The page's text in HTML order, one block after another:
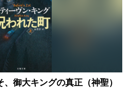
、御大キングの真正（神聖）